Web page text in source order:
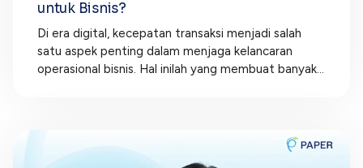
untuk Bisnis?
Di era digital, kecepatan transaksi menjadi salah
satu aspek penting dalam menjaga kelancaran
operasional bisnis. Hal inilah yang membuat banyak...